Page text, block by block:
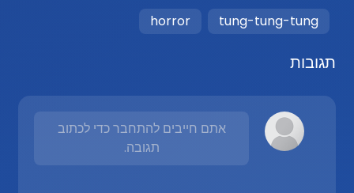
tung-tung-tung
horror
תגובות
אתם חייבים להתחבר כדי לכתוב
תגובה.